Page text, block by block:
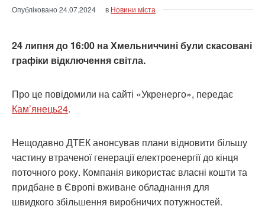
Опубліковано24.07.2024 в Новини міста
24 липня до 16:00 на Хмельниччині були скасовані
графіки відключення світла.
Про це повідомили на сайті «Укренерго», передає
Кам’янець24.
Нещодавно ДТЕК анонсував плани відновити більшу
частину втраченої генерації електроенергії до кінця
поточного року. Компанія використає власні кошти та
придбане в Європі вживане обладнання для
швидкого збільшення виробничих потужностей.